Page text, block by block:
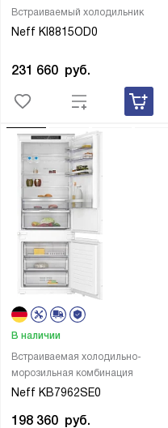
Встраиваемый холодильник
Neff KI8815OD0
231 660 руб.
Встраиваемая холодильно-
морозильная комбинация
Neff KB7962SE0
В наличии
198 360 руб.